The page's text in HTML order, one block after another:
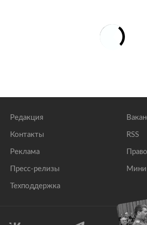
Редакция
Контакты
Реклама
Пресс-релизы
Техподдержка
RSS